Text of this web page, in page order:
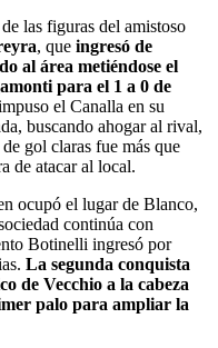
las figuras del amistoso
, que ingresó de
al área metiéndose el
para el 1 a 0 de
el Canalla en su
buscando ahogar al rival,
gol claras fue más que
de atacar al local.
ocupó el lugar de Blanco,
continúa con
Botinelli ingresó por
La segunda conquista
de Vecchio a la cabeza
palo para ampliar la